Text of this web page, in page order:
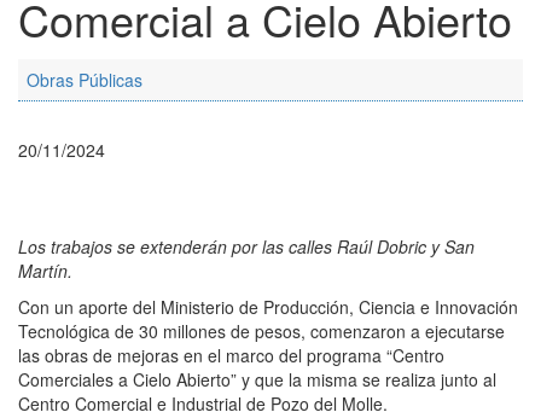
Comercial a Cielo Abierto
Obras Públicas
20/11/2024
Los trabajos se extenderán por las calles Raúl Dobric y San
Martín.
Con un aporte del Ministerio de Producción, Ciencia e Innovación
Tecnológica de 30 millones de pesos, comenzaron a ejecutarse
las obras de mejoras en el marco del programa “Centro
Comerciales a Cielo Abierto” y que la misma se realiza junto al
Centro Comercial e Industrial de Pozo del Molle.